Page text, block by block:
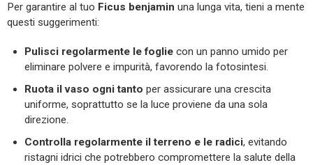
Per garantire al tuo Ficus benjamin una lunga vita, tieni a mente
questi suggerimenti:
Pulisci regolarmente le foglie con un panno umido per
eliminare polvere e impurità, favorendo la fotosintesi.
Ruota il vaso ogni tanto per assicurare una crescita
uniforme, soprattutto se la luce proviene da una sola
direzione.
Controlla regolarmente il terreno e le radici, evitando
ristagni idrici che potrebbero compromettere la salute della